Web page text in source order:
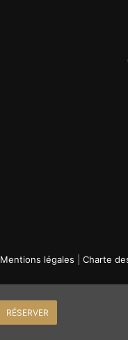
Mentions légales Charte